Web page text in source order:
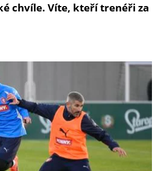
chvíle. Víte, kteří trenéři za